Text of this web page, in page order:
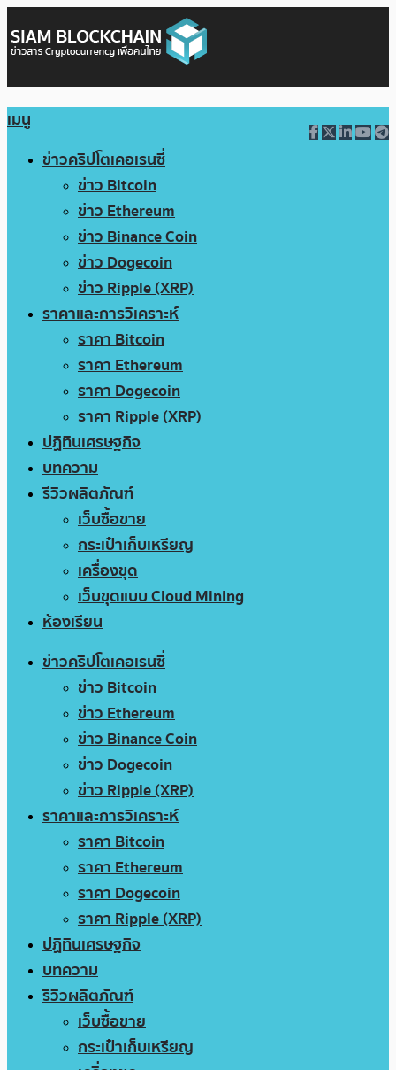
เมนู
ข่าวคริปโตเคอเรนซี่
ข่าว Bitcoin
ข่าว Ethereum
ข่าว Binance Coin
ข่าว Dogecoin
ข่าว Ripple (XRP)
ราคาและการวิเคราะห์
ราคา Bitcoin
ราคา Ethereum
ราคา Dogecoin
ราคา Ripple (XRP)
ปฏิทินเศรษฐกิจ
บทความ
รีวิวผลิตภัณฑ์
เว็บซื้อขาย
กระเป๋าเก็บเหรียญ
เครื่องขุด
เว็บขุดแบบ Cloud Mining
ห้องเรียน
ข่าวคริปโตเคอเรนซี่
ข่าว Bitcoin
ข่าว Ethereum
ข่าว Binance Coin
ข่าว Dogecoin
ข่าว Ripple (XRP)
ราคาและการวิเคราะห์
ราคา Bitcoin
ราคา Ethereum
ราคา Dogecoin
ราคา Ripple (XRP)
ปฏิทินเศรษฐกิจ
บทความ
รีวิวผลิตภัณฑ์
เว็บซื้อขาย
กระเป๋าเก็บเหรียญ